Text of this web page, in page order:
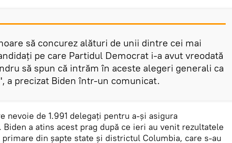
să concurez alături de unii dintre cei mai
pe care Partidul Democrat i-a avut vreodată
să spun că intrăm în aceste alegeri generali ca
a precizat Biden într-un comunicat.
nevoie de 1.991 delegaţi pentru a-şi asigura
Biden a atins acest prag după ce ieri au venit rezultatele
din şapte state şi districtul Columbia, care s-au